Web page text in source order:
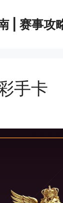
| 赛事攻
手卡